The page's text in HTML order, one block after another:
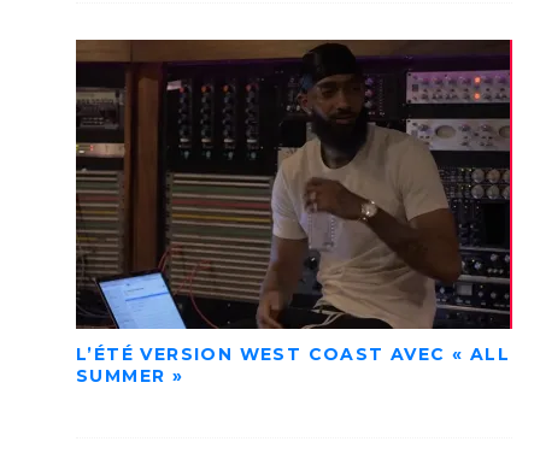
L’ÉTÉ VERSION WEST COAST AVEC « ALL
SUMMER »